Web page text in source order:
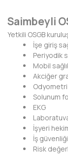
ÇORUM
DENİZLİ
DİYARBAKIR
DÜZCE
EDİRNE
ELAZIĞ
ERZİNCAN
Saimbeyli
Yetkili OSGB
İşe giriş
Periyodik
Mobil
Akciğer
Solunum
EKG
İşyeri
İş güvenliği
Risk